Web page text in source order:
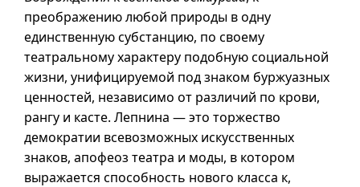
преображению любой природы в одну
единственную субстанцию, по своему
театральному характеру подобную социальной
жизни, унифицируемой под знаком буржуазных
ценностей, независимо от различий по крови,
рангу и касте. Лепнина — это торжество
демократии всевозможных искусственных
знаков, апофеоз театра и моды, в котором
выражается способность нового класса к,